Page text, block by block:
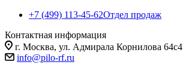
+7 (499) 113-45-62Отдел продаж
Контактная информация
г. Москва, ул. Адмирала Корнилова 64с4
info@pilo-rf.ru